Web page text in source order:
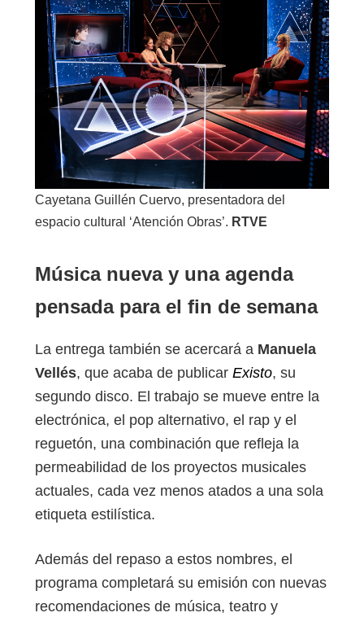
Cayetana Guillén Cuervo, presentadora del
espacio cultural ‘Atención Obras’. RTVE
Música nueva y una agenda
pensada para el fin de semana
La entrega también se acercará a Manuela
Vellés, que acaba de publicar Existo, su
segundo disco. El trabajo se mueve entre la
electrónica, el pop alternativo, el rap y el
reguetón, una combinación que refleja la
permeabilidad de los proyectos musicales
actuales, cada vez menos atados a una sola
etiqueta estilística.
Además del repaso a estos nombres, el
programa completará su emisión con nuevas
recomendaciones de música, teatro y